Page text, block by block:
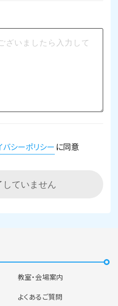
バシーポリシー に同意
していません
教室・会場案内
よくあるご質問